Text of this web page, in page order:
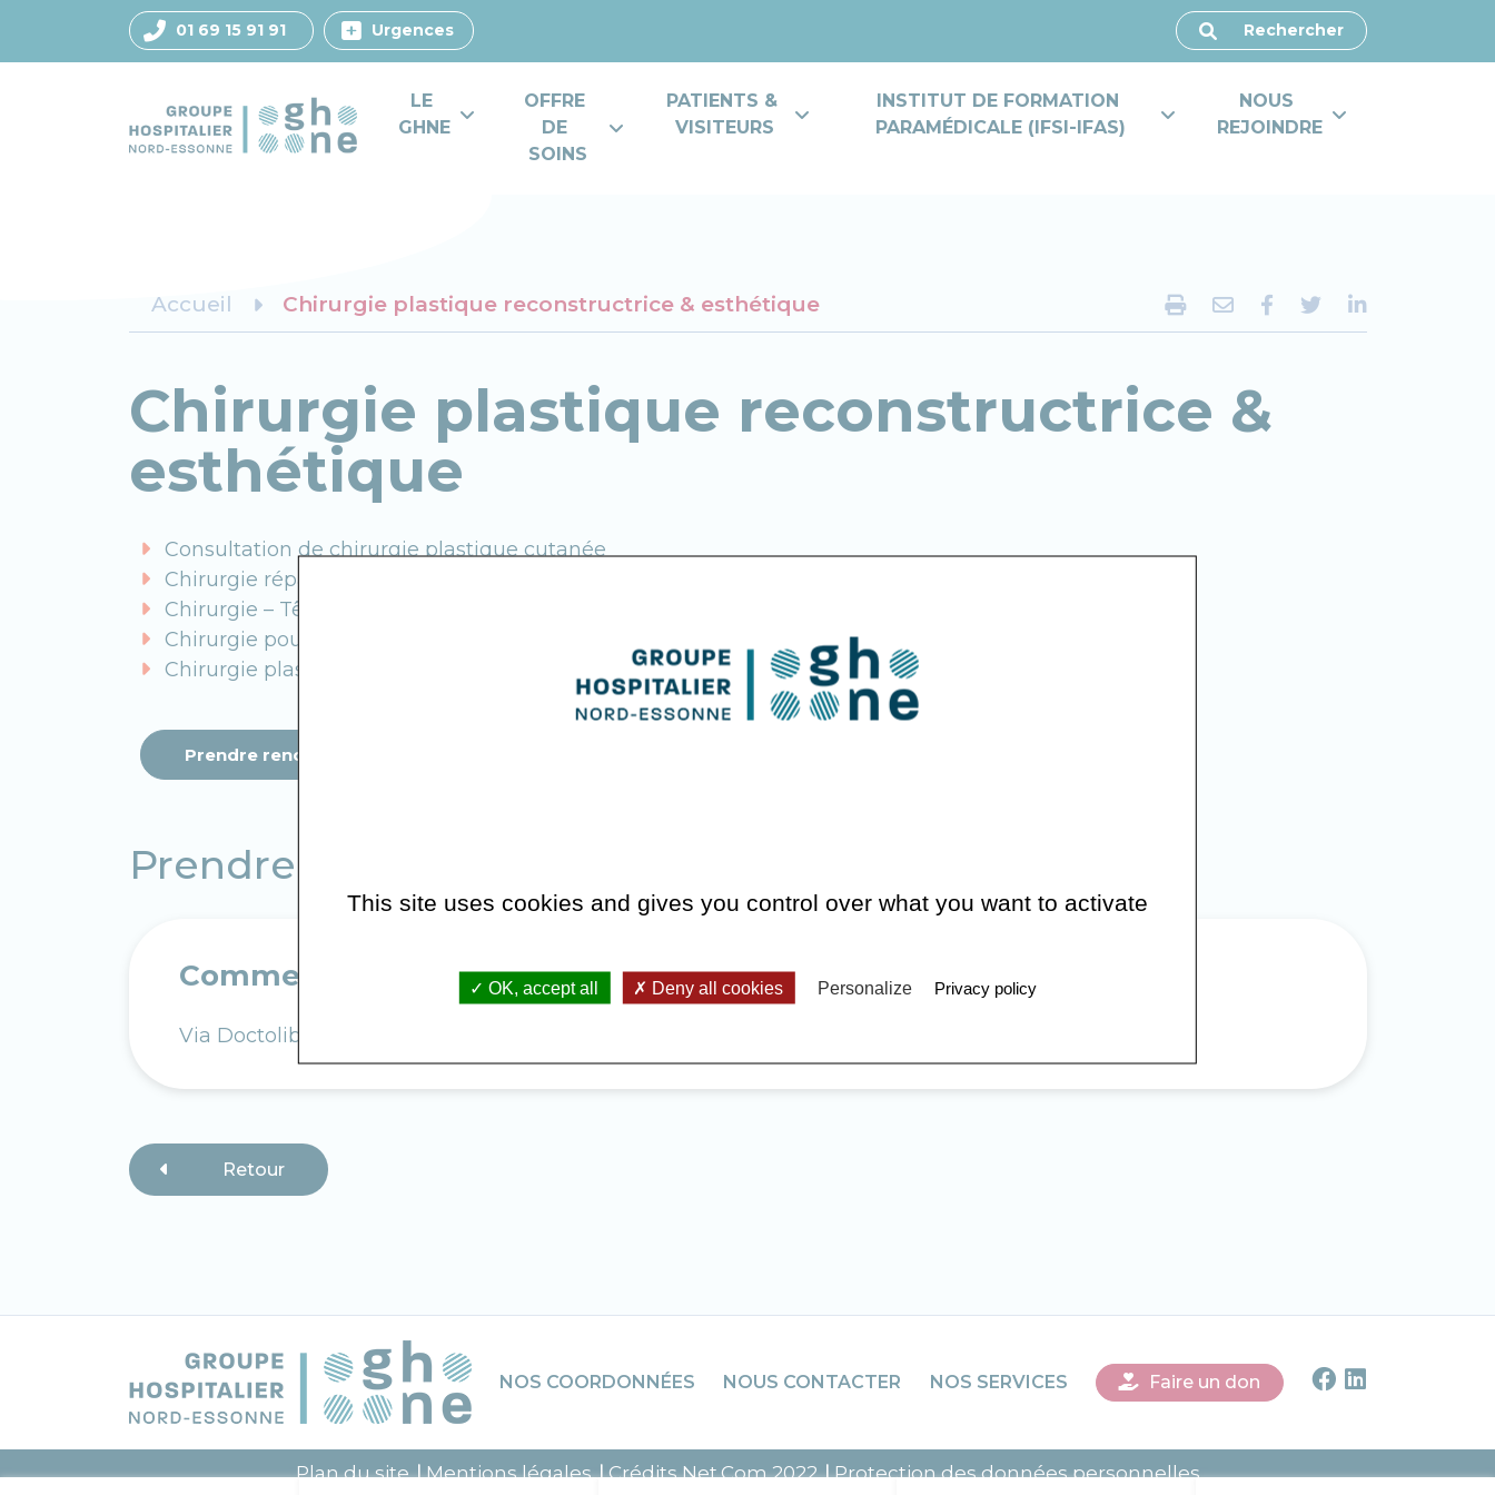
01 69 15 91 91 Urgences Rechercher
LE
GHNE
OFFRE
DE
SOINS
PATIENTS &
VISITEURS
INSTITUT DE FORMATION
PARAMÉDICALE (IFSI-IFAS)
NOUS
REJOINDRE
Accueil Chirurgie plastique reconstructrice & esthétique
Chirurgie plastique reconstructrice &
esthétique
Consultation de chirurgie plastique cutanée
Chirurgie réparatrice
Chirurgie – Tête et cou
Chirurgie pour nymphoplastie
Chirurgie plastique
Prendre rendez-vous sur Doctolib
Prendre rendez-vous
Comment prendre rendez-vous ?
Via Doctolib
Retour
NOS COORDONNÉES NOUS CONTACTER NOS SERVICES Faire un don
Plan du site Mentions légales CréditsNet.Com2022 Protection des données personnelles
This site uses cookies and gives you control over what you want to activate
OK, accept all Deny all cookies Personalize Privacy policy